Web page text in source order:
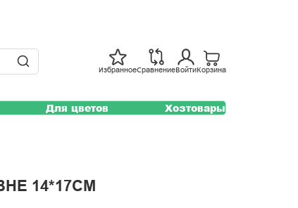
ИзбранноеСравнение Войти Корзина
Для цветов Хозтовары
14*17СМ